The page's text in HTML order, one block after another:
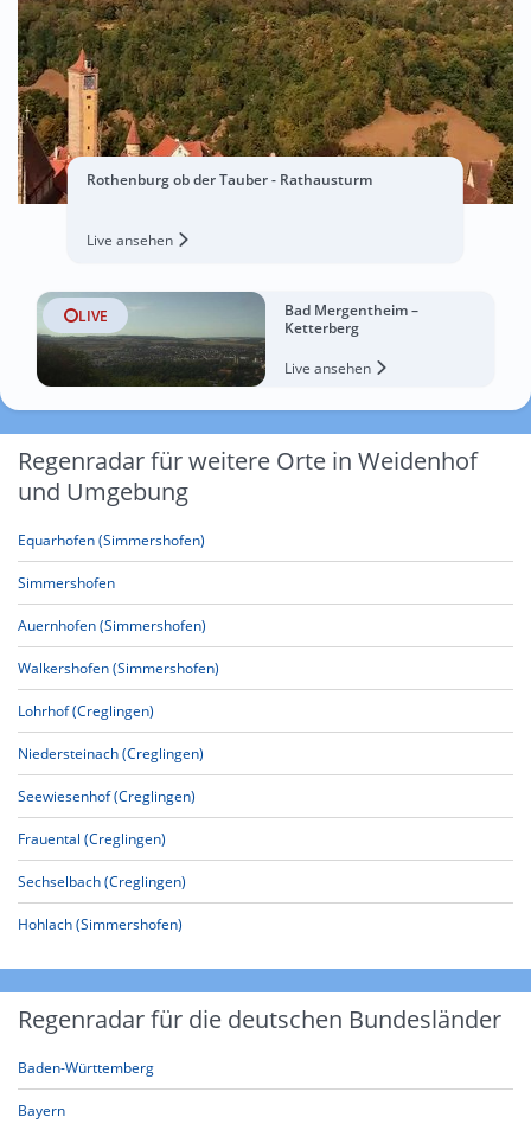
Rothenburg ob der Tauber - Rathausturm
Live ansehen
LIVE
Bad Mergentheim –
Ketterberg
Live ansehen
Regenradar für weitere Orte in Weidenhof
und Umgebung
Equarhofen (Simmershofen)
Simmershofen
Auernhofen (Simmershofen)
Walkershofen (Simmershofen)
Lohrhof (Creglingen)
Niedersteinach (Creglingen)
Seewiesenhof (Creglingen)
Frauental (Creglingen)
Sechselbach (Creglingen)
Hohlach (Simmershofen)
Regenradar für die deutschen Bundesländer
Baden-Württemberg
Bayern